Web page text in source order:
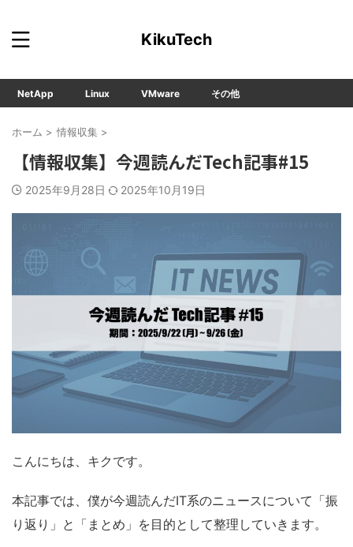
KikuTech
NetApp Linux VMware その他
ホーム > 情報収集 >
【情報収集】今週読んだTech記事#15
2025年9月28日 2025年10月19日
こんにちは、キクです。
本記事では、僕が今週読んだIT系のニュースについて「振
り返り」と「まとめ」を目的として整理していきます。